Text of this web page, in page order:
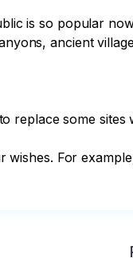
is so popular
ancient
replace some sites
For